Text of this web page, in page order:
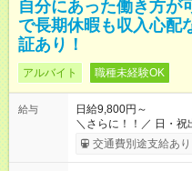
自分にあった働き方が
で長期休暇も収入心
証あり！
アルバイト 職種未経験OK
給与
日給9,800円～
＼さらに！！／ 日・祝出
費支給あり ※規定あ
◆最大15万円の定着
交通費別途支給あり